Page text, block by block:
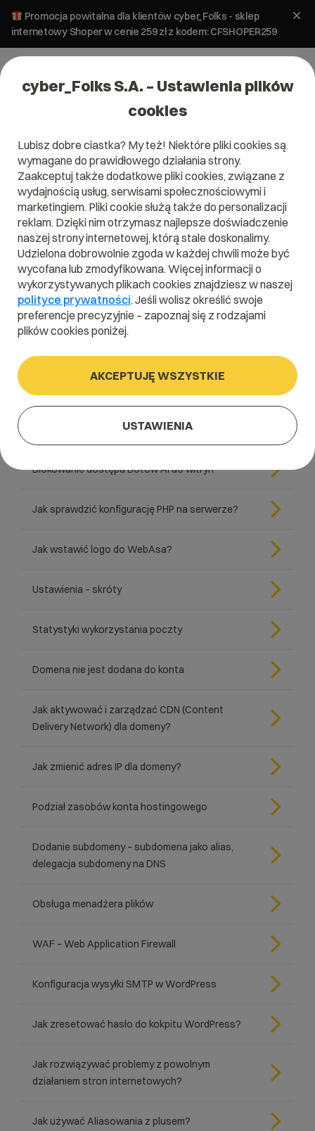
Promocja powitalna dla klientów cyber_Folks - sklep
internetowy Shoper w cenie 259 zł z kodem: CFSHOPER259
>Kategoria pomocy dla:
Panel administracyjny
Potrzebujesz wsparcia w użytkowaniu panelu
administracyjnego? Nie wiesz, jak zmienić wersję PHP,
sprawdzić logi lub zmienić hasło do panelu? Czytaj artykuły
pomocy stworzone przez specjalistów z cyber_Folks i
poznaj odpowiedzi na nurtujące Cię pytania!
Jak stworzyć wizytówkę AI dla strony? (llms.txt)
Jak zmienić ustawienia PHP w panelu
Blokowanie dostępu Botów AI do witryn
Jak sprawdzić konfigurację PHP na serwerze?
Jak wstawić logo do WebAsa?
Ustawienia – skróty
Statystyki wykorzystania poczty
Domena nie jest dodana do konta
Jak aktywować i zarządzać CDN (Content
Delivery Network) dla domeny?
Jak zmienić adres IP dla domeny?
Podział zasobów konta hostingowego
Dodanie subdomeny – subdomena jako alias,
delegacja subdomeny na DNS
Obsługa menadżera plików
WAF – Web Application Firewall
Konfiguracja wysyłki SMTP w WordPress
Jak zresetować hasło do kokpitu WordPress?
Jak rozwiązywać problemy z powolnym
działaniem stron internetowych?
Jak używać Aliasowania z plusem?
cyber_Folks S.A. – Ustawienia plików
cookies
Lubisz dobre ciastka? My też! Niektóre pliki cookies są
wymagane do prawidłowego działania strony.
Zaakceptuj także dodatkowe pliki cookies, związane z
wydajnością usług, serwisami społecznościowymi i
marketingiem. Pliki cookie służą także do personalizacji
reklam. Dzięki nim otrzymasz najlepsze doświadczenie
naszej strony internetowej, którą stale doskonalimy.
Udzielona dobrowolnie zgoda w każdej chwili może być
wycofana lub zmodyfikowana. Więcej informacji o
wykorzystywanych plikach cookies znajdziesz w naszej
polityce prywatności. Jeśli wolisz określić swoje
preferencje precyzyjnie – zapoznaj się z rodzajami
plików cookies poniżej.
AKCEPTUJĘ WSZYSTKIE
USTAWIENIA